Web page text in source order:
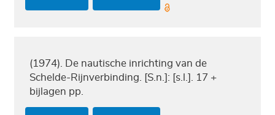
(1974). De nautische inrichting van de
Schelde-Rijnverbinding. [S.n.]: [s.l.]. 17 +
bijlagen pp.